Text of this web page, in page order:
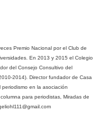
Premio Nacional por el Club de
En 2013 y 2015 el Colegio
del Consejo Consultivo del
2014). Director fundador de Casa
en la asociación
para periodistas, Miradas de